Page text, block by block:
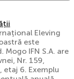
Eleving
este
IFN S.A. are
Nr. 159,
etaj 6. Exemplu